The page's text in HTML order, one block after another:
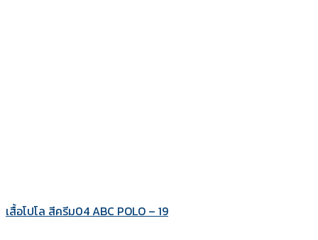
เสื้อโปโล สีครีม04 ABC POLO – 19